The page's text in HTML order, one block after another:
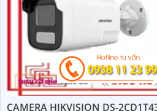
CAMERA HIKVISION DS-